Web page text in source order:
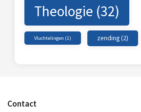
Theologie (32)
Vluchtelingen (1) zending(2)
Contact